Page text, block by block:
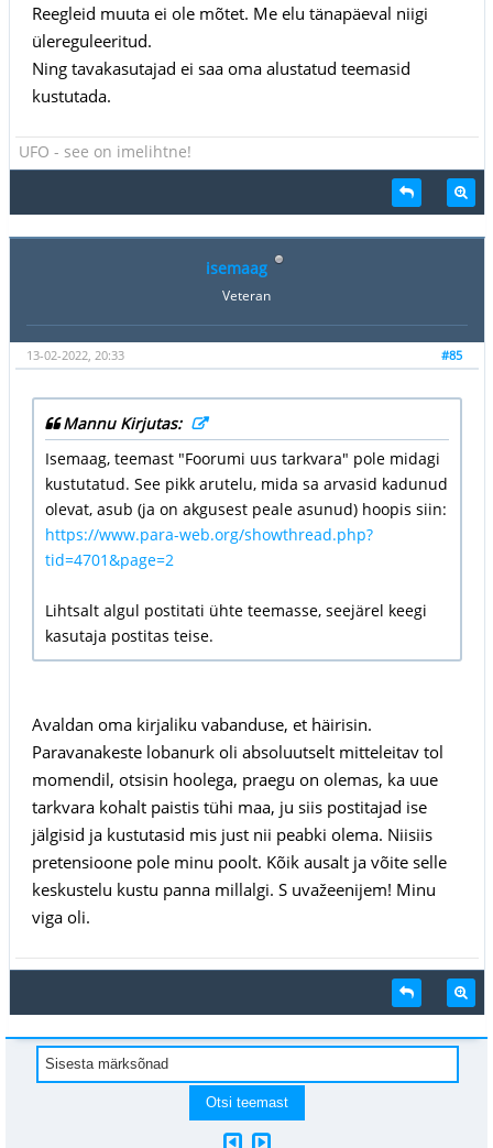
Reegleid muuta ei ole mõtet. Me elu tänapäeval niigi
ülereguleeritud.
Ning tavakasutajad ei saa oma alustatud teemasid
kustutada.
UFO - see on imelihtne!
isemaag
Veteran
#85
13-02-2022, 20:33
Mannu Kirjutas:
Isemaag, teemast "Foorumi uus tarkvara" pole midagi
kustutatud. See pikk arutelu, mida sa arvasid kadunud
olevat, asub (ja on akgusest peale asunud) hoopis siin:
https://www.para-web.org/showthread.php?
tid=4701&page=2
Lihtsalt algul postitati ühte teemasse, seejärel keegi
kasutaja postitas teise.
Avaldan oma kirjaliku vabanduse, et häirisin.
Paravanakeste lobanurk oli absoluutselt mitteleitav tol
momendil, otsisin hoolega, praegu on olemas, ka uue
tarkvara kohalt paistis tühi maa, ju siis postitajad ise
jälgisid ja kustutasid mis just nii peabki olema. Niisiis
pretensioone pole minu poolt. Kõik ausalt ja võite selle
keskustelu kustu panna millalgi. S uvažeenijem! Minu
viga oli.